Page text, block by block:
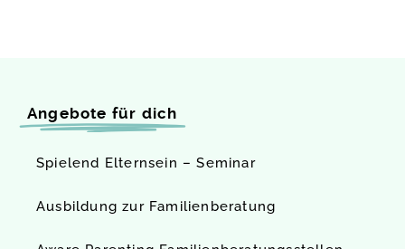
Angebote für dich
Spielend Elternsein – Seminar
Ausbildung zur Familienberatung